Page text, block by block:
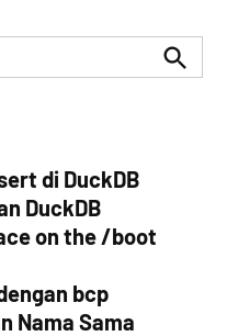
Search
di DuckDB
DuckDB
on the /boot
bcp
Nama Sama